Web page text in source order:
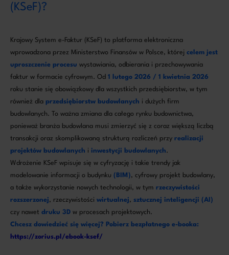
(KSeF)?
Krajowy System e-Faktur (KSeF) to platforma elektroniczna
wprowadzona przez Ministerstwo Finansów w Polsce, której celem jest
uproszczenie procesu wystawiania, odbierania i przechowywania
faktur w formacie cyfrowym. Od 1 lutego 2026 / 1 kwietnia 2026
roku stanie się obowiązkowy dla wszystkich przedsiębiorstw, w tym
również dla przedsiębiorstw budowlanych i dużych firm
budowlanych. To ważna zmiana dla całego rynku budownictwa,
ponieważ branża budowlana musi zmierzyć się z coraz większą liczbą
transakcji oraz skomplikowaną strukturą rozliczeń przy realizacji
projektów budowlanych i inwestycji budowlanych.
Wdrożenie KSeF wpisuje się w cyfryzację i takie trendy jak
modelowanie informacji o budynku (BIM), cyfrowy projekt budowlany,
a także wykorzystanie nowych technologii, w tym rzeczywistości
rozszerzonej, rzeczywistości wirtualnej, sztucznej inteligencji (AI)
czy nawet druku 3D w procesach projektowych.
Chcesz dowiedzieć się więcej? Pobierz bezpłatnego e-booka:
https://zorius.pl/ebook-ksef/